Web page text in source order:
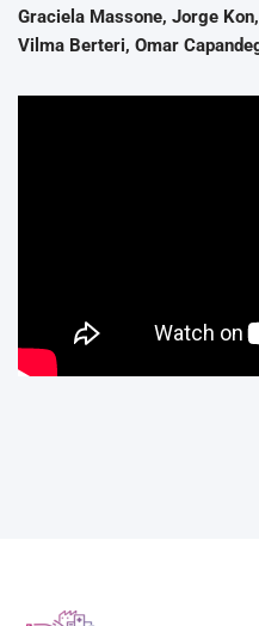
Graciela Massone, Jorge
Vilma Berteri, Omar